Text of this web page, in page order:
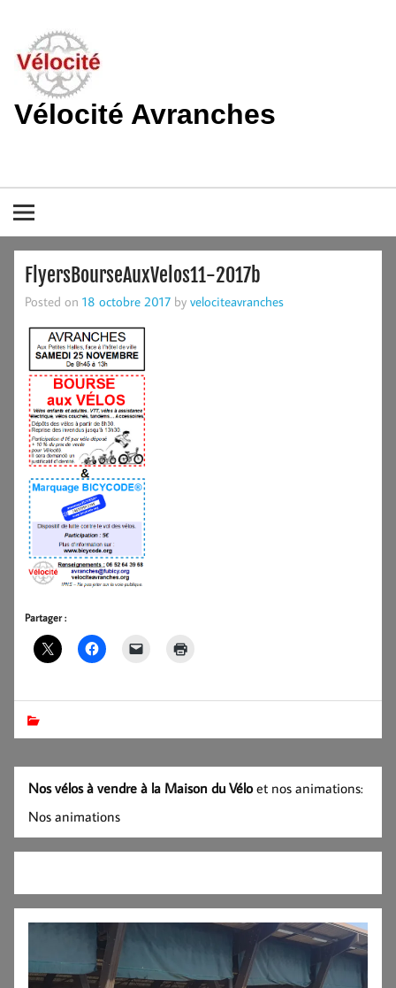
content
Vélocité Avranches
FlyersBourseAuxVelos11-2017b
Posted on 18 octobre 2017 by velociteavranches
Partager :
Nos vélos à vendre à la Maison du Véloet nos animations:
Nos animations